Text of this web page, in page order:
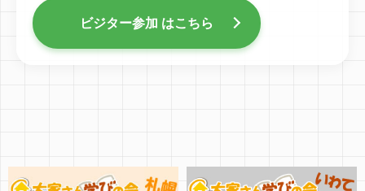
ビジター参加 はこちら